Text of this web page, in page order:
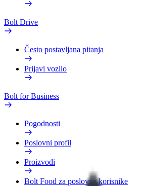
Bolt Drive
Često postavljana pitanja
Prijavi vozilo
Bolt for Business
Pogodnosti
Poslovni profil
Proizvodi
Bolt Food za poslovne korisnike